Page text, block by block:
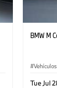
BMW M
Tue Jul